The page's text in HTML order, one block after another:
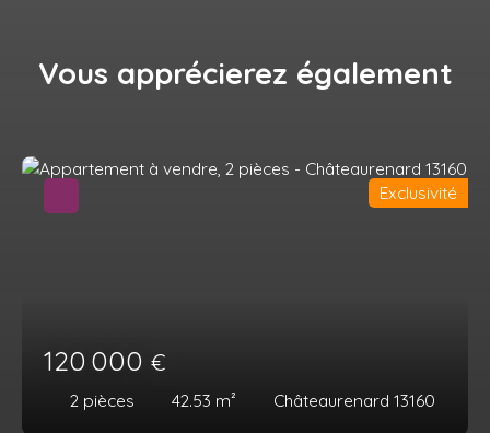
Vous apprécierez également
120 000 €
2 pièces 42.53 m² Châteaurenard 13160
Exclusivité